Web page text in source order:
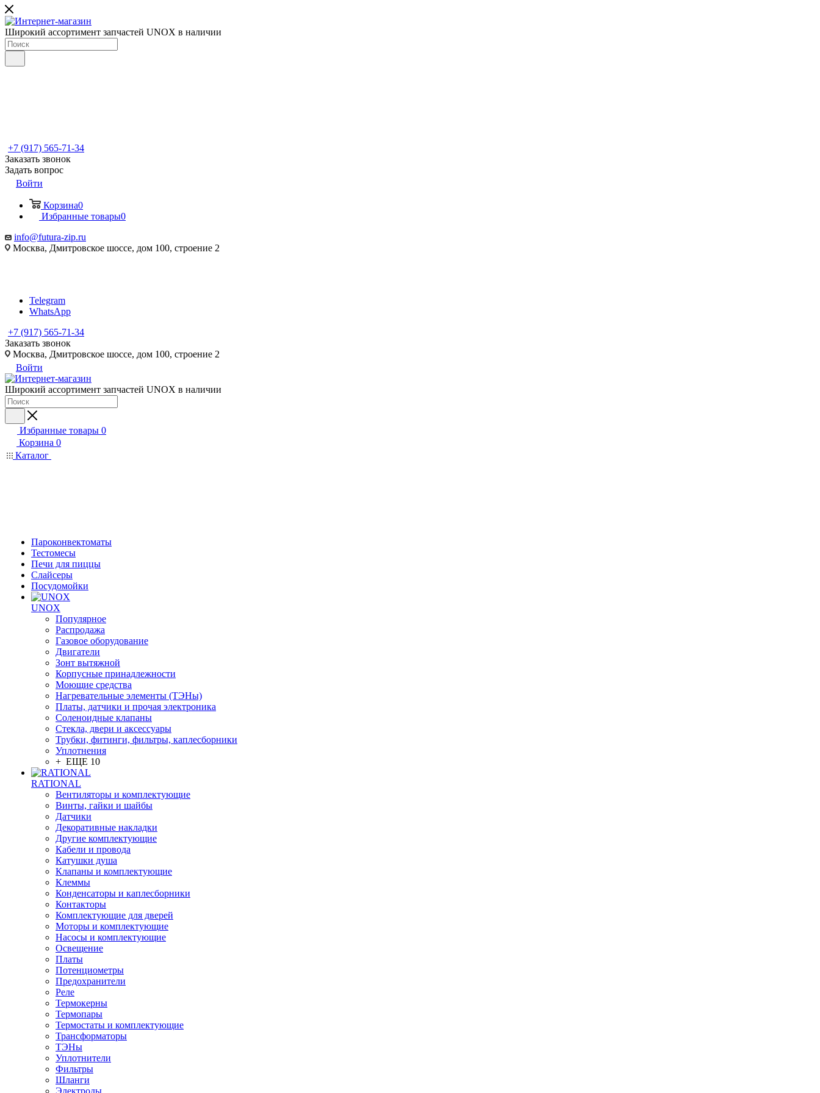
Широкий ассортимент запчастей UNOX в наличии
+7 (917) 565-71-34
Заказать звонок
Задать вопрос
Войти
Корзина0
Избранные товары0
info@futura-zip.ru
Москва, Дмитровское шоссе, дом 100, строение 2
Telegram
WhatsApp
+7 (917) 565-71-34
Заказать звонок
Москва, Дмитровское шоссе, дом 100, строение 2
Войти
Широкий ассортимент запчастей UNOX в наличии
Избранные товары 0
Корзина 0
Каталог
Пароконвектоматы
Тестомесы
Печи для пиццы
Слайсеры
Посудомойки
UNOX
Популярное
Распродажа
Газовое оборудование
Двигатели
Зонт вытяжной
Корпусные принадлежности
Моющие средства
Нагревательные элементы (ТЭНы)
Платы, датчики и прочая электроника
Соленоидные клапаны
Стекла, двери и аксессуары
Трубки, фитинги, фильтры, каплесборники
Уплотнения
+ ЕЩЕ 10
RATIONAL
Вентиляторы и комплектующие
Винты, гайки и шайбы
Датчики
Декоративные накладки
Другие комплектующие
Кабели и провода
Катушки душа
Клапаны и комплектующие
Клеммы
Конденсаторы и каплесборники
Контакторы
Комплектующие для дверей
Моторы и комплектующие
Насосы и комплектующие
Освещение
Платы
Потенциометры
Предохранители
Реле
Термокерны
Термопары
Термостаты и комплектующие
Трансформаторы
ТЭНы
Уплотнители
Фильтры
Шланги
Электроды